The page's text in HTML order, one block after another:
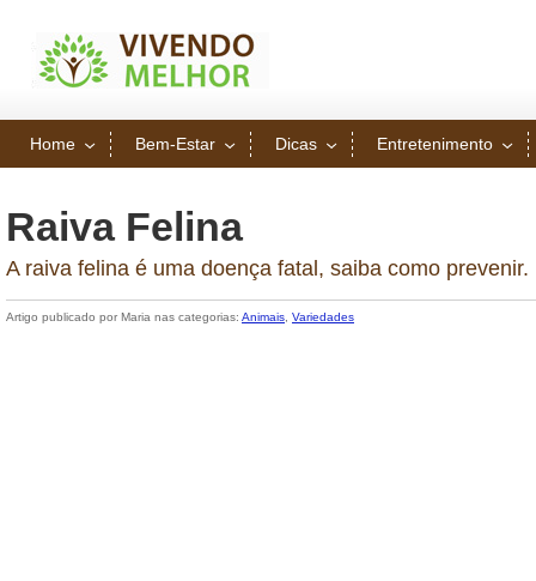
Home Bem-Estar Dicas Entretenimento
Raiva Felina
A raiva felina é uma doença fatal, saiba como prevenir.
Artigo publicado por Maria nas categorias: Animais Variedades